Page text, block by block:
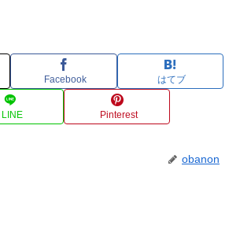
Facebook はてブ
LINE Pinterest
obanon